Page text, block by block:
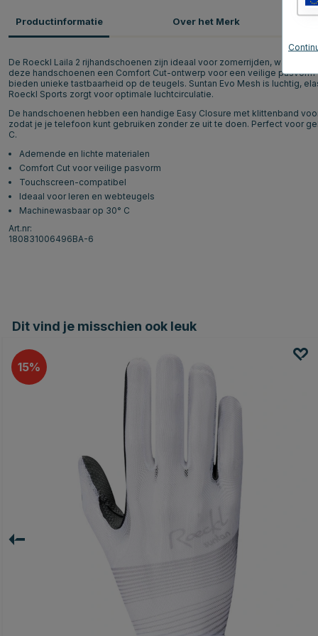
Productinformatie
De Roeckl Laila 2 rijhandschoenen zijn ideaal voor zomerrijden, waar
deze handschoenen een Comfort Cut-ontwerp voor een veilige
bieden unieke tastbaarheid op de teugels. Suntan Evo Mesh is luchtig,
Roeckl Sports zorgt voor optimale luchtcirculatie.
De handschoenen hebben een handige Easy Closure met klittenband
zodat je je telefoon kunt gebruiken zonder ze uit te doen. Perfect voor
C.
Ademende en lichte materialen
Comfort Cut voor veilige pasvorm
Touchscreen-compatibel
Ideaal voor leren en webteugels
Machinewasbaar op 30° C
Art.nr:
180831006496BA-6
Over het Merk
Dit vind je misschien ook leuk
15